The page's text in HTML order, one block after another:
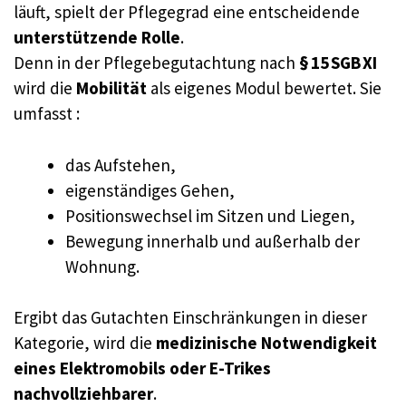
läuft, spielt der Pflegegrad eine entscheidende
unterstützende Rolle.
Denn in der Pflegebegutachtung nach § 15 SGB XI
wird die Mobilität als eigenes Modul bewertet. Sie
umfasst :
das Aufstehen,
eigenständiges Gehen,
Positionswechsel im Sitzen und Liegen,
Bewegung innerhalb und außerhalb der
Wohnung.
Ergibt das Gutachten Einschränkungen in dieser
Kategorie, wird die medizinische Notwendigkeit
eines Elektromobils oder E-Trikes
nachvollziehbarer.